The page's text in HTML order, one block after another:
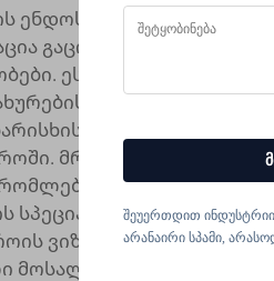
ენდოსკოპის
გაცილებით მეტია,
ეს საერთოდ
ჯგუფების მიერ
გარანტირების
მრეწველობის
ადრე
სპეციალისტები
ვიზუალური
მოსალოდნელი
შეუერთდით
არანაირი სპამი,